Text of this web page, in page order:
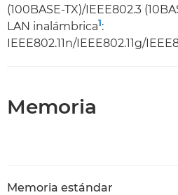
(100BASE-TX)/IEEE802.3
LAN inalámbrica1:
IEEE802.11n/IEEE802.11g/
Memoria
Memoria estándar